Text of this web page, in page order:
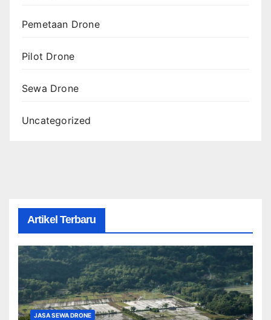
Pemetaan Drone
Pilot Drone
Sewa Drone
Uncategorized
Artikel Terbaru
JASA SEWA DRONE